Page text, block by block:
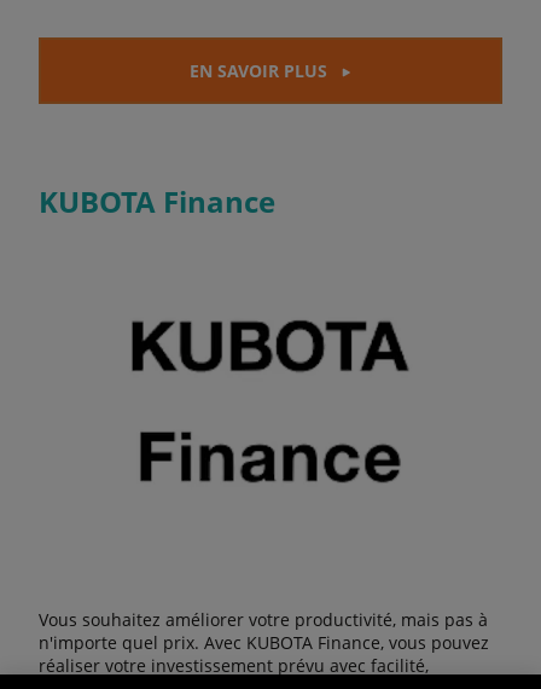
EN SAVOIR PLUS
KUBOTA Finance
Vous souhaitez améliorer votre productivité, mais pas à
n'importe quel prix. Avec KUBOTA Finance, vous pouvez
réaliser votre investissement prévu avec facilité,